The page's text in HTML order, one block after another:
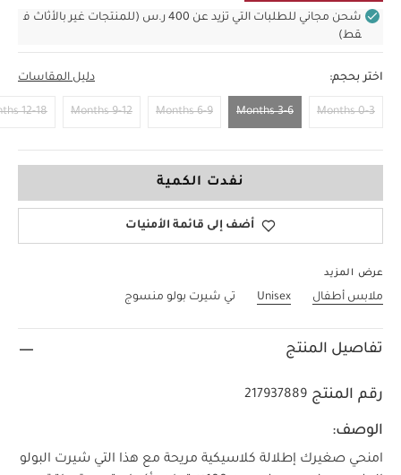
شحن مجاني للطلبات التي تزيد عن 400 ر.س (للمنتجات غير بالأثاث ف
قط)
اختر بحجم: دليل المقاسات
0-3 Months
3-6 Months
6-9 Months
9-12 Months
12-18 Months
نفدت الكمية
أضف إلى قائمة الأمنيات
عرض المزيد
ملابس أطفال Unisex تي شيرت بولو منسوج
تفاصيل المنتج
رقم المنتج 217937889
الوصف:
امنحي صغيرك إطلالة كلاسيكية مريحة مع هذا التي شيرت البولو